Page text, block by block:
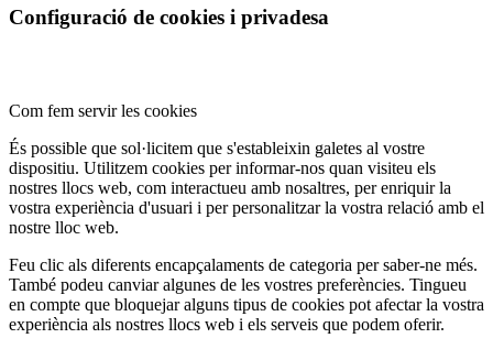
Configuració de cookies i privadesa
Com fem servir les cookies
És possible que sol·licitem que s'estableixin galetes al vostre
dispositiu. Utilitzem cookies per informar-nos quan visiteu els
nostres llocs web, com interactueu amb nosaltres, per enriquir la
vostra experiència d'usuari i per personalitzar la vostra relació amb el
nostre lloc web.
Feu clic als diferents encapçalaments de categoria per saber-ne més.
També podeu canviar algunes de les vostres preferències. Tingueu
en compte que bloquejar alguns tipus de cookies pot afectar la vostra
experiència als nostres llocs web i els serveis que podem oferir.